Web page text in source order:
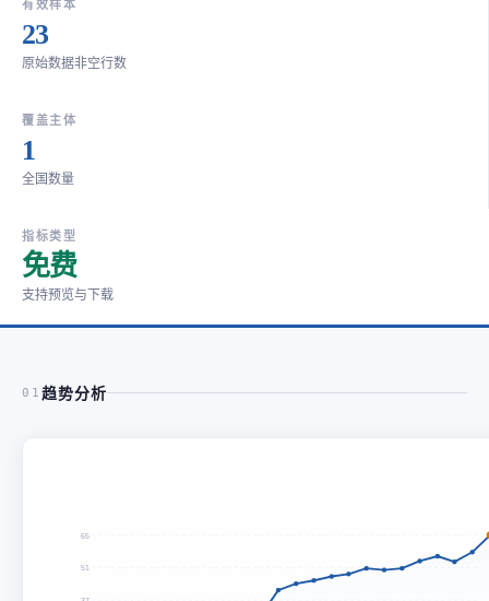
有效样本
23
原始数据非空行数
覆盖主体
1
全国数量
指标类型
免费
支持预览与下载
01 趋势分析
65
51